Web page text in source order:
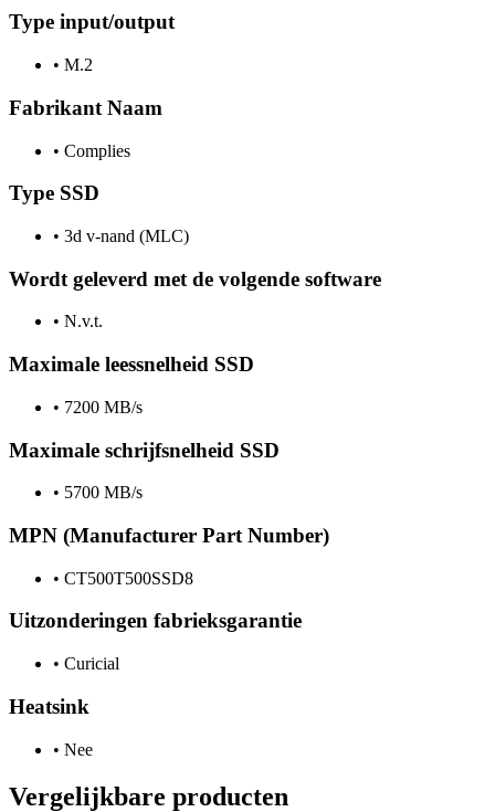
Type input/output
• M.2
Fabrikant Naam
• Complies
Type SSD
• 3d v-nand (MLC)
Wordt geleverd met de volgende software
• N.v.t.
Maximale leessnelheid SSD
• 7200 MB/s
Maximale schrijfsnelheid SSD
• 5700 MB/s
MPN (Manufacturer Part Number)
• CT500T500SSD8
Uitzonderingen fabrieksgarantie
• Curicial
Heatsink
• Nee
Vergelijkbare producten